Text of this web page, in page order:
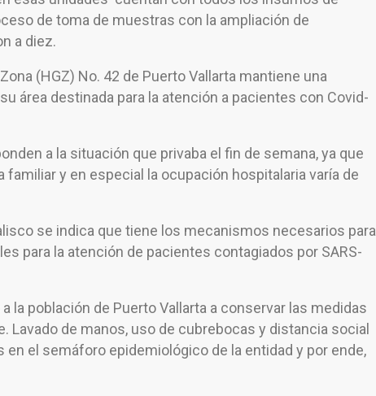
de toma de muestras con la ampliación de
a diez.
(HGZ) No. 42 de Puerto Vallarta mantiene una
área destinada para la atención a pacientes con Covid-
a la situación que privaba el fin de semana, ya que
y en especial la ocupación hospitalaria varía de
se indica que tiene los mecanismos necesarios para
para la atención de pacientes contagiados por SARS-
la población de Puerto Vallarta a conservar las medidas
Lavado de manos, uso de cubrebocas y distancia social
el semáforo epidemiológico de la entidad y por ende,